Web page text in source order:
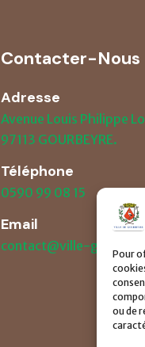
Pour
ou de
Contacter-Nous
Adresse
Avenue Louis Philippe
97113 GOURBEYRE.
Téléphone
0590 99 08 15
Email
contact@ville-